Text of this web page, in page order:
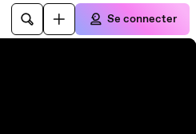
Se connecter